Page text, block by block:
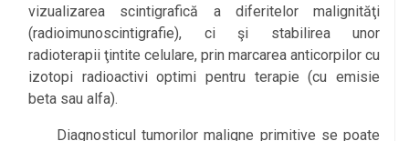
vizualizarea scintigrafică a diferitelor malignităţi
(radioimunoscintigrafie), ci şi stabilirea unor
radioterapii ţintite celulare, prin marcarea anticorpilor cu
izotopi radioactivi optimi pentru terapie (cu emisie
beta sau alfa).
Diagnosticul tumorilor maligne primitive se poate